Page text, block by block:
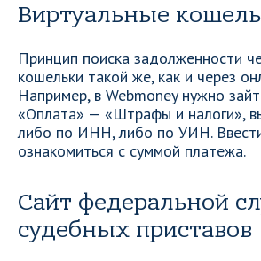
Виртуальные
Принцип поиска задолженности
кошельки такой же, как и через
Например, в Webmoney нужно
«Оплата» — «Штрафы и налоги»,
либо по ИНН, либо по УИН.
ознакомиться с суммой платежа.
Сайт федеральной
судебных приставов